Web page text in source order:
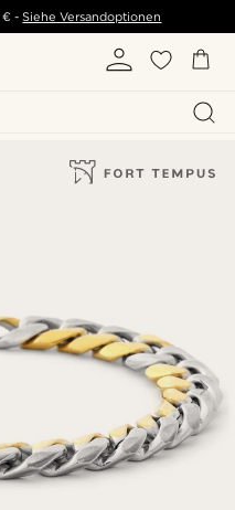
€ - Siehe Versandoptionen